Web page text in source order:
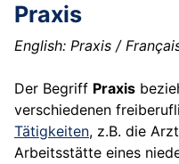
Praxis
English: Praxis /
Der Begriff Praxis
verschiedenen
Tätigkeiten, z.B. die
Arbeitsstätte eines